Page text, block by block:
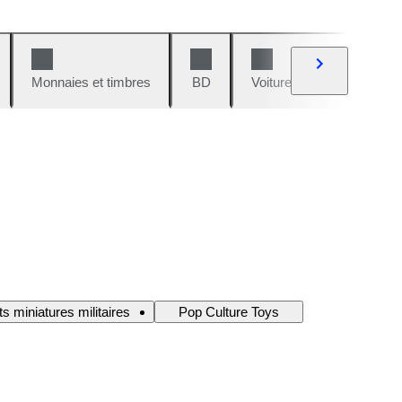
Monnaies et timbres BD Voitures et motos
miniatures militaires
Pop Culture Toys